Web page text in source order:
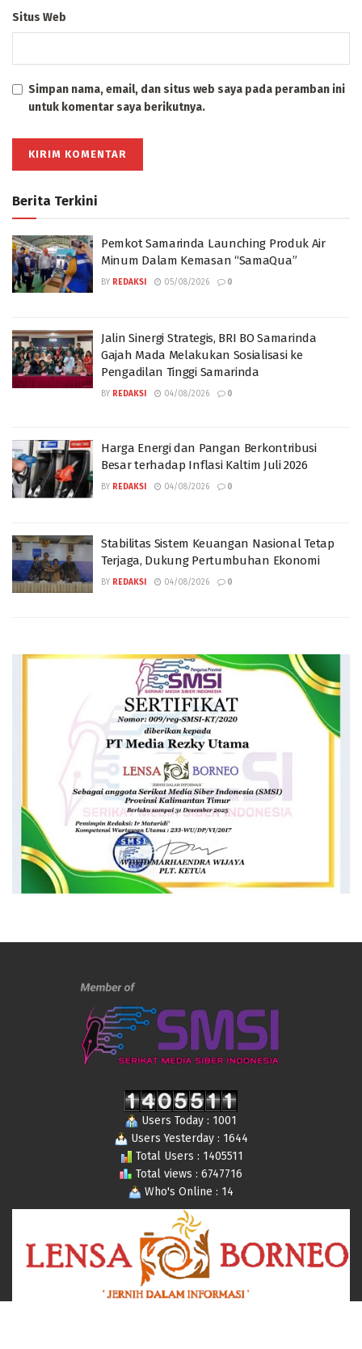
Situs Web
Simpan nama, email, dan situs web saya pada peramban ini
untuk komentar saya berikutnya.
Berita Terkini
Pemkot Samarinda Launching Produk Air
Minum Dalam Kemasan “SamaQua”
BY REDAKSI 05/08/2026 0
Jalin Sinergi Strategis, BRI BO Samarinda
Gajah Mada Melakukan Sosialisasi ke
Pengadilan Tinggi Samarinda
BY REDAKSI 04/08/2026 0
Harga Energi dan Pangan Berkontribusi
Besar terhadap Inflasi Kaltim Juli 2026
BY REDAKSI 04/08/2026 0
Stabilitas Sistem Keuangan Nasional Tetap
Terjaga, Dukung Pertumbuhan Ekonomi
BY REDAKSI 04/08/2026 0
Users Today : 1001
Users Yesterday : 1644
Total Users : 1405511
Total views : 6747716
Who's Online : 14